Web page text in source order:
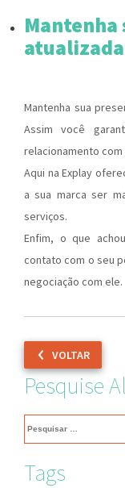
Mantenha
Mantenha sua
Assim você
relacionamento com
Aqui na Explay
a sua marca ser
serviços.
Enfim, o que
contato com o seu
negociação com ele.
VOLTAR
Pesquise
por:
Tags